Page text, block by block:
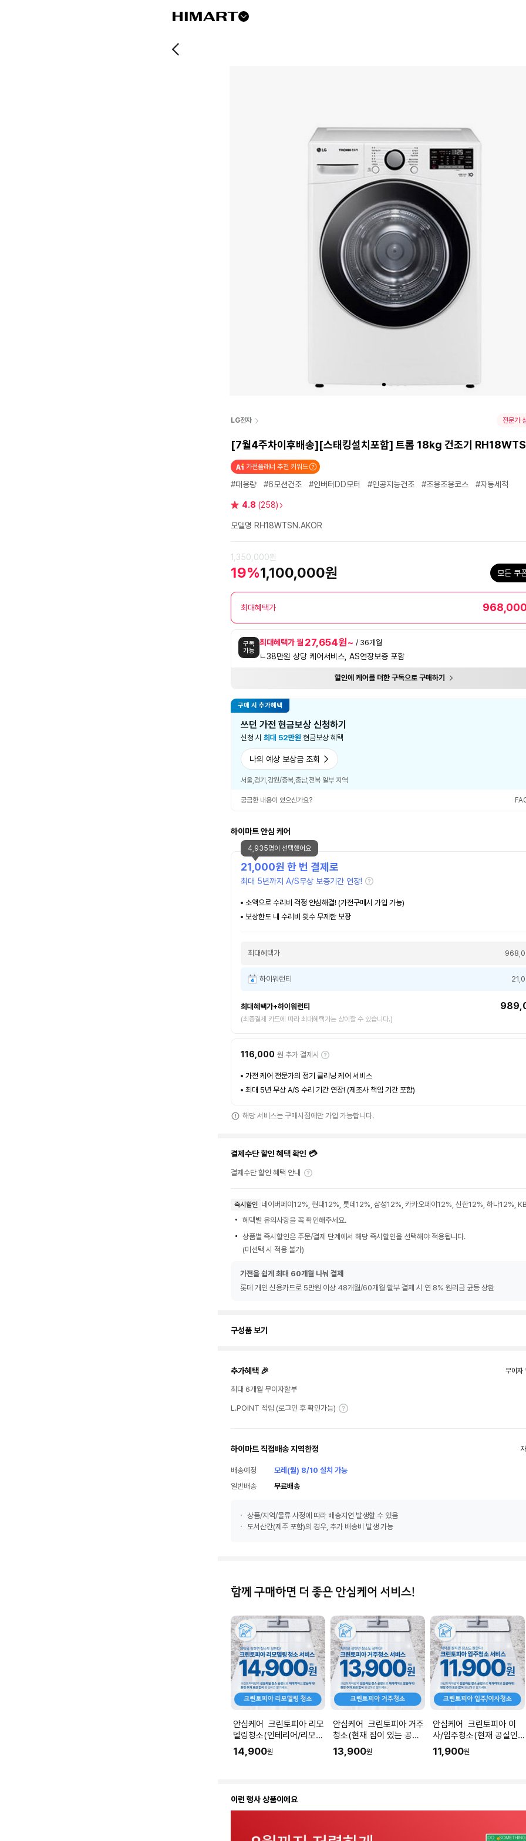
LG전자 전문가
[7월4주차이후배송][스태킹설치포함] 트롬 18kg 건조기
가전플래너 추천 키워드
#대용량 #6모션건조 #인버터DD모터 #인공지능건조 #조용조용코스 #자동세척
별 4.8 (258)
모델명 RH18WTSN.AKOR
1,350,000원
19%1,100,000원 모든 쿠
최대혜택가
구독
가능
최대혜택가 월 27,654원~ / 36개월
ㄴ38만원 상당 케어서비스, AS연장보증 포함
할인에 케어를 더한 구독으로 구매하기
구매 시 추가혜택
쓰던 가전 현금보상 신청하기
신청 시 최대 52만원 현금보상 혜택
나의 예상 보상금 조회
서울,경기,강원/충북,충남,전북 일부 지역
궁금한 내용이 있으신가요?
하이마트 안심 케어
21,000원 한 번 결제로
최대 5년까지 A/S무상 보증기간 연장!
소액으로 수리비 걱정 안심해결! (가전구매시 가입 가능)
보상한도 내 수리비 횟수 무제한 보장
최대혜택가
하이워런티
최대혜택가+하이워런티
(최종결제 카드에 따라 최대혜택가는 상이할 수 있습니다.)
4,935명이 선택했어요
116,000 원 추가 결제시
가전 케어 전문가의 정기 클리닝 케어 서비스
최대 5년 무상 A/S 수리 기간 연장! (제조사 책임 기간 포함)
해당 서비스는 구매시점에만 가입 가능합니다.
결제수단 할인 혜택 확인 💳
결제수단 할인 혜택 안내
즉시할인 네이버페이12%, 현대12%, 롯데12%, 삼성12%, 카카오페이12%, 신한12%, 하나12%,
혜택별 유의사항을 꼭 확인해주세요.
상품별 즉시할인은 주문/결제 단계에서 해당 즉시할인을 선택해야 적용됩니다.
(미선택 시 적용 불가)
가전을 쉽게 최대 60개월 나눠 결제
롯데 개인 신용카드로 5만원 이상 48개월/60개월 할부 결제 시 연 8% 원리금 균등 상환
구성품 보기
추가혜택 🎉 무이자
최대 6개월 무이자할부
L.POINT 적립 (로그인 후 확인가능)
하이마트 직접배송 지역한정
배송예정
모레(월) 8/10 설치 가능
일반배송
무료배송
상품/지역/물류 사정에 따라 배송지연 발생할 수 있음
도서산간(제주 포함)의 경우, 추가 배송비 발생 가능
함께 구매하면 더 좋은 안심케어 서비스!
안심케어 크린토피아 리모
델링청소(인테리어/리모델
링 공사 직후) I 공간 평수
에 맞춰 수량을 입력해주세
14,900원
안심케어 크린토피아 거주
청소(현재 짐이 있는 공간
청소) I 공간 평수에 맞춰
수량을 입력해주세요.
13,900원
안심케어 크린토피아 이
사/입주청소(현재 공실인
공간청소) I 공간 평수에 맞
춰 수량을 입력해주세요.
11,900원
이런 행사 상품이에요